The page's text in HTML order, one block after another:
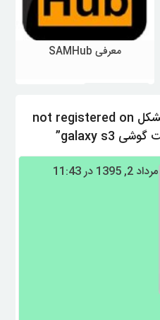
معرفی SAMHub
معرفی SAMHub : در ادامه معرفی
ابزارهای جدید سامسونگ ، معرفی
سرویس samhub خواهیم داشت
آنلاک شبکه بدون نیاز به باکس و
8 نظر برای “آموزش رفع مشکل not registered on
مرداد 2, 1395 در 11:43